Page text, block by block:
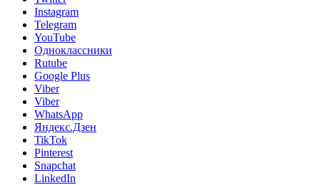
Instagram
Telegram
YouTube
Одноклассники
Rutube
Google Plus
Viber
Viber
WhatsApp
Яндекс.Дзен
TikTok
Pinterest
Snapchat
LinkedIn